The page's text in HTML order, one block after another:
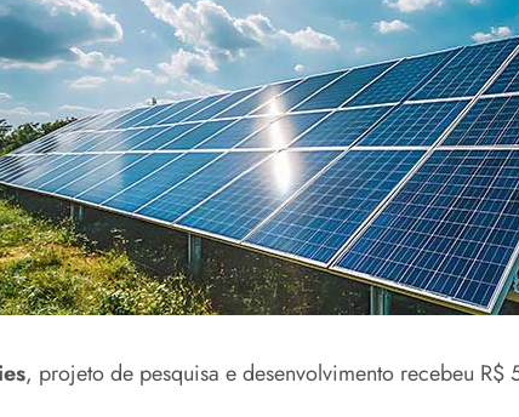
, projeto de pesquisa e desenvolvimento recebeu R$